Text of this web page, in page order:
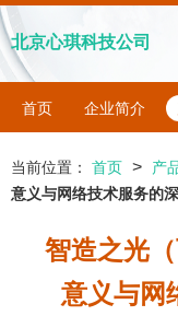
北京心琪科技公司
首页 企业简介
当前位置： 首页 > 产
意义与网络技术服务的
智造之光
意义与网